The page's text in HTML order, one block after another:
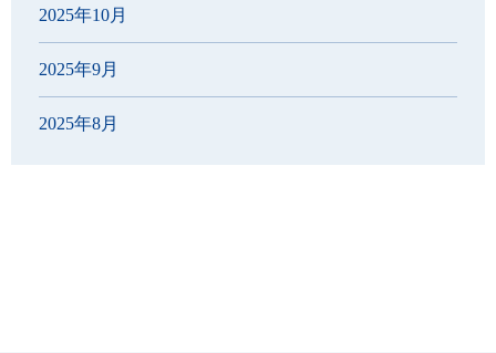
2025年10月
2025年9月
2025年8月